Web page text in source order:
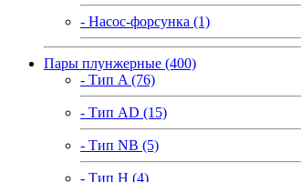
- Насос-форсунка (1)
Пары плунжерные (400)
- Тип A (76)
- Тип AD (15)
- Тип NB (5)
- Тип H (4)